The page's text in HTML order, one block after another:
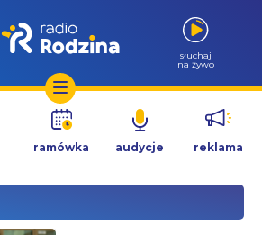
słuchaj
na żywo
ramówka audycje reklama